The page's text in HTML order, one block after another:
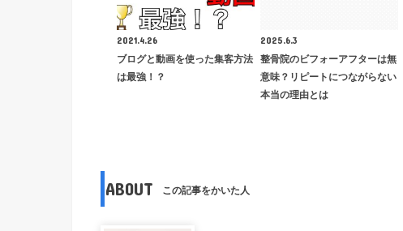
2021.4.26
ブログと動画を使った集客方法
は最強！？
2025.6.3
整骨院のビフォーアフターは無
意味？リピートにつながらない
本当の理由とは
ABOUT この記事をかいた人